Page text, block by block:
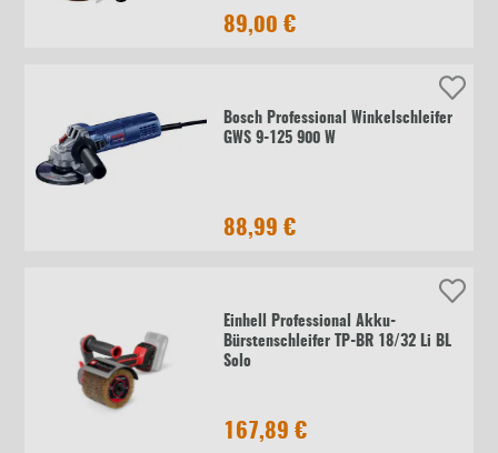
89,00 €
Bosch Professional Winkelschleifer
GWS 9-125 900 W
88,99 €
Einhell Professional Akku-
Bürstenschleifer TP-BR 18/32 Li BL
Solo
167,89 €